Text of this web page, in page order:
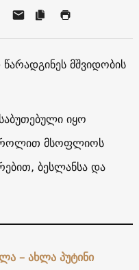
მშვიდობის
იყო
როლით მსოფლიოს
ბესლანსა და
– ახლა პუტინი